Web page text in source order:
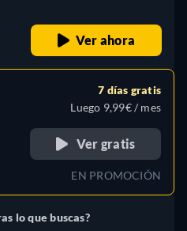
Ver ahora
7 días gratis
Luego 9,99€ / mes
Ver gratis
EN PROMOCIÓN
lo que buscas?